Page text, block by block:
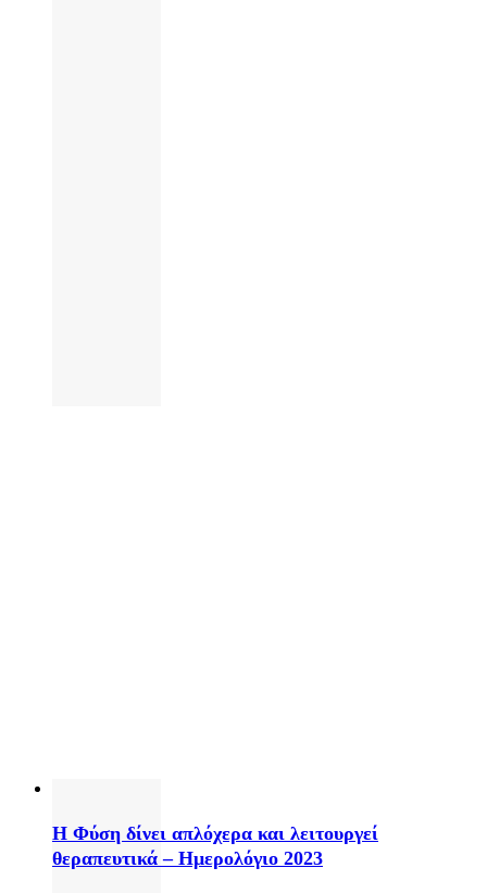
Η Φύση δίνει απλόχερα και λειτουργεί
θεραπευτικά – Ημερολόγιο 2023